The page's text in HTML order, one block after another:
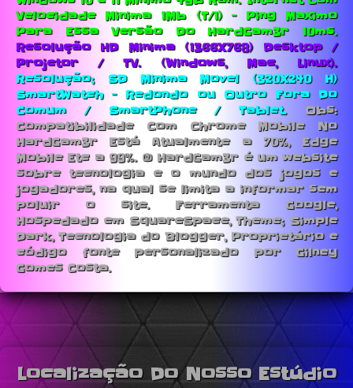
Velocidade Minima 1Mb (T/1) - Ping Maximo
Para Essa Versão Do HardGam3r 10ms.
Resolução HD Minima (1366X768) Desktop /
Projetor / TV. (Windows, Mac, Linux).
Resolução; SD Minima Movel (320X240 H)
SmartWatch - Redondo ou Outro Fora Do
Comum / SmartPhone / Tablet.Obs:
Compatibilidade Com Chrome Mobile No
HardGam3r Está Atualmente a 70%, Edge
Mobile Etc a 99%. © HardGam3r é um website
sobre tecnologia e o mundo dos jogos e
jogadores, na qual se limita a informar sem
poluir o site. Ferramenta Google,
Hospedado em SquareSpace, Theme; Simple
Dark, Tecnologia do Blogger, Proprietário e
código fonte personalizado por Gilney
Gomes Costa.
Localização Do Nosso Estúdio